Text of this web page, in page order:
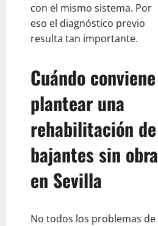
con el mismo sistema. Por
eso el diagnóstico previo
resulta tan importante.
Cuándo conviene
plantear una
rehabilitación de
bajantes sin obra
en Sevilla
No todos los problemas de